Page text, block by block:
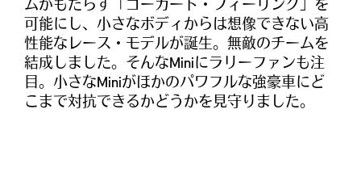
ムがもたらす「ゴーカート・フィーリング」を
可能にし、小さなボディからは想像できない高
性能なレース・モデルが誕生。無敵のチームを
結成しました。そんなMiniにラリーファンも注
目。小さなMiniがほかのパワフルな強豪車にど
こまで対抗できるかどうかを見守りました。